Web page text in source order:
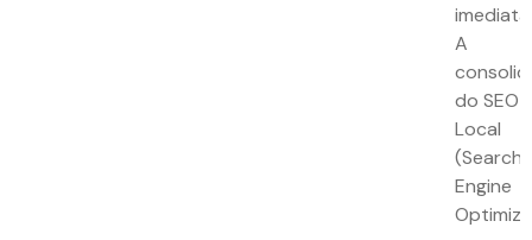
A
do SEO
Local
(Search
Engine